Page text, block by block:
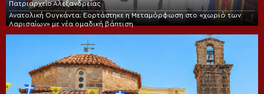
Πατριαρχείο Αλεξανδρείας
Ανατολική Ουγκάντα: Εορτάστηκε η Μεταμόρφωση στο «χωριό των
Λαρισαίων» με νέα ομαδική βάπτιση